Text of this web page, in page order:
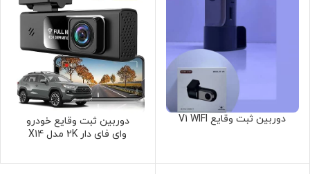
دوربین ثبت وقایع V1 WIFI
دوربین ثبت وقایع خودرو
وای فای دار 2K مدل X14